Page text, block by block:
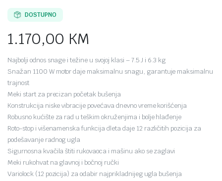
DOSTUPNO
1.170,00 KM
Najbolji odnos snage i težine u svojoj klasi – 7.5 J i 6.3 kg
Snažan 1100 W motor daje maksimalnu snagu, garantuje maksimalnu
trajnost
Meki start za precizan početak bušenja
Konstrukcija niske vibracije povećava dnevno vreme korišćenja
Robusno kućište za rad u teškim okruženjima i bolje hlađenje
Roto-stop i višenamenska funkcija dleta daje 12 različitih pozicija za
podešavanje radnog ugla
Sigurnosna kvačila štiti rukovaoca i mašinu ako se zaglavi
Meki rukohvat na glavnoj i bočnoj ručki
Variolock (12 pozicija) za odabir najprikladnijeg ugla bušenja